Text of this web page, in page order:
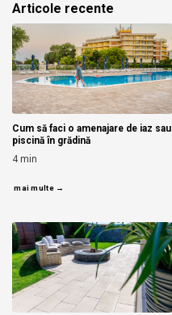
Articole recente
Cum să faci o amenajare de iaz sau
piscină în grădină
4min
mai multe →